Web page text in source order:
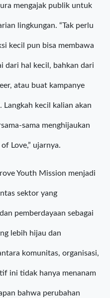
mengajak publik untuk
lingkungan. “Tak perlu
kecil pun bisa membawa
dari hal kecil, bahkan dari
atau buat kampanye
Langkah kecil kalian akan
sama menghijaukan
Love,” ujarnya.
Youth Mission menjadi
sektor yang
pemberdayaan sebagai
lebih hijau dan
komunitas, organisasi,
ini tidak hanya menanam
bahwa perubahan